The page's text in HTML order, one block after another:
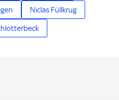
Niclas Füllkrug